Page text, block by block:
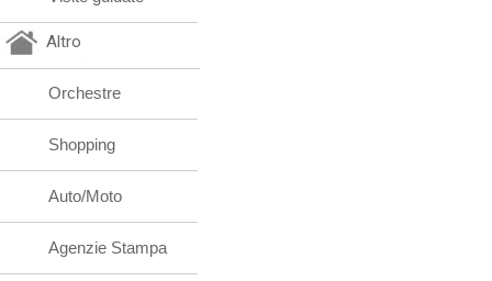
Altro
Orchestre
Shopping
Auto/Moto
Agenzie Stampa